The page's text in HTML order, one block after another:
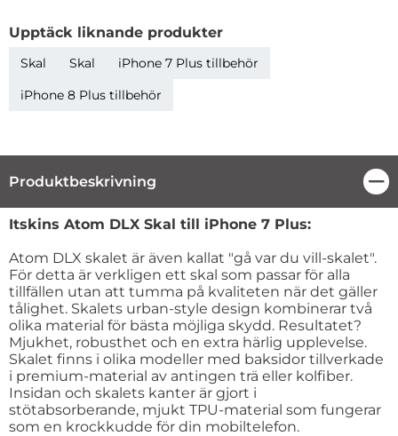
Upptäck liknande produkter
Skal Skal
iPhone 7 Plus tillbehör
iPhone 8 Plus tillbehör
Produktbeskrivning
Produktbeskrivning
Itskins Atom DLX Skal till iPhone 7 Plus:
Atom DLX skalet är även kallat "gå var du vill-skalet".
För detta är verkligen ett skal som passar för alla
tillfällen utan att tumma på kvaliteten när det gäller
tålighet. Skalets urban-style design kombinerar två
olika material för bästa möjliga skydd. Resultatet?
Mjukhet, robusthet och en extra härlig upplevelse.
Skalet finns i olika modeller med baksidor tillverkade
i premium-material av antingen trä eller kolfiber.
Insidan och skalets kanter är gjort i
stötabsorberande, mjukt TPU-material som fungerar
som en krockkudde för din mobiltelefon.